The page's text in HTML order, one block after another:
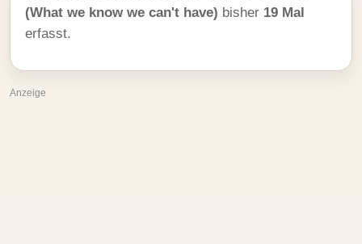
(What we know we can't have) bisher 19 Mal
erfasst.
Anzeige